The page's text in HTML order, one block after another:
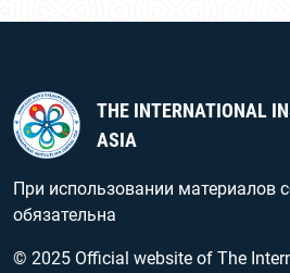
THE INTERNATIONAL
ASIA
При использовании материалов
обязательна
© 2025 Official website of The